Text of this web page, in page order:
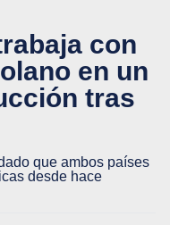
con
en un
tras
que ambos países
desde hace